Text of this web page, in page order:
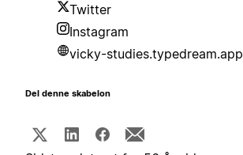
Twitter
Instagram
vicky-studies.typedream.app
Del denne skabelon